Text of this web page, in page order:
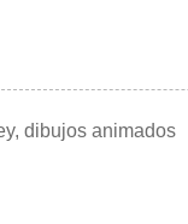
dibujos animados